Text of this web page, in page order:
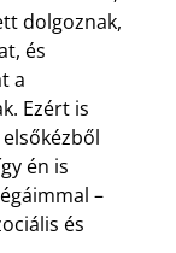
dolgoznak,
és
a
Ezért is
én is
–
és